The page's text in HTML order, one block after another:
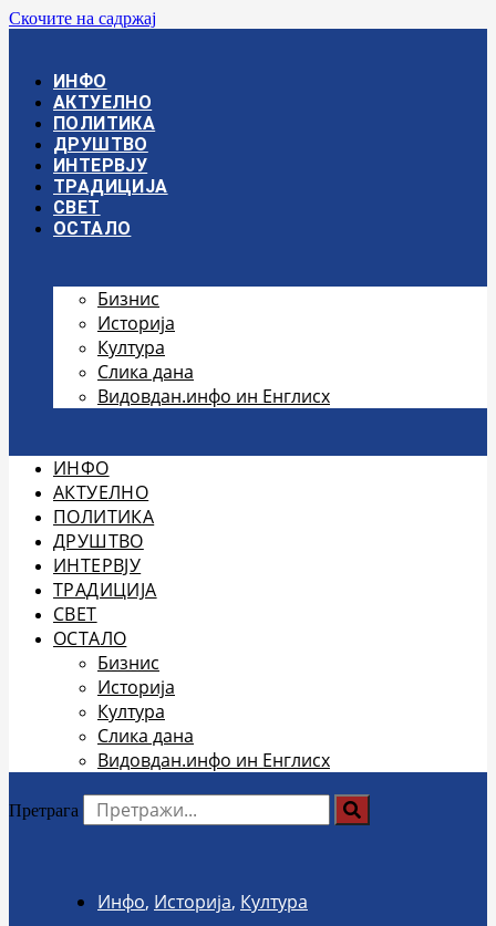
Скочите на садржај
ИНФО
АКТУЕЛНО
ПОЛИТИКА
ДРУШТВО
ИНТЕРВЈУ
ТРАДИЦИЈА
СВЕТ
ОСТАЛО
Бизнис
Историја
Култура
Слика дана
Видовдан.инфо ин Енглисх
ИНФО
АКТУЕЛНО
ПОЛИТИКА
ДРУШТВО
ИНТЕРВЈУ
ТРАДИЦИЈА
СВЕТ
ОСТАЛО
Бизнис
Историја
Култура
Слика дана
Видовдан.инфо ин Енглисх
Претрага
Инфо, Историја, Култура